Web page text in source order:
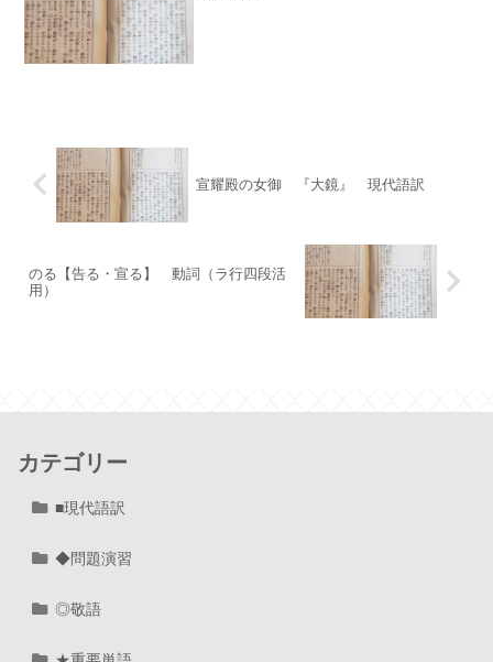
宣耀殿の女御 『大鏡』 現代語訳
のる【告る・宣る】 動詞（ラ行四段活
用）
カテゴリー
■現代語訳
◆問題演習
◎敬語